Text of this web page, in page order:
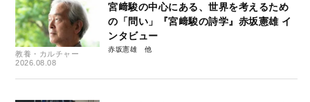
教養・カルチャー
2026.08.08
宮﨑駿の中心にある、世界を考えるため
の「問い」『宮﨑駿の詩学』赤坂憲雄 イ
ンタビュー
赤坂憲雄